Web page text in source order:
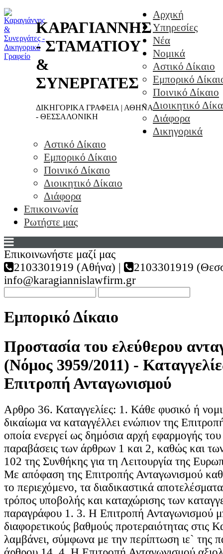
ΚΑΡΑΓΙΑΝΝΗΣ
- ΣΤΑΜΑΤΙΟΥ
&
ΣΥΝΕΡΓΑΤΕΣ
ΔΙΚΗΓΟΡΙΚΑ ΓΡΑΦΕΙΑ | ΑΘΗΝΑ
- ΘΕΣΣΑΛΟΝΙΚΗ
Αρχική
Υπηρεσίες
Νέα
Νομικά
Αστικό Δίκαιο
Εμπορικό
Ποινικό Δίκαιο
Διοικητικό
Διάφορα
Δικηγορικά
Αστικό Δίκαιο
Εμπορικό Δίκαιο
Ποινικό Δίκαιο
Διοικητικό Δίκαιο
Διάφορα
Επικοινωνία
Ρωτήστε μας
Επικοινωνήστε μαζί μας
2103301919 (Αθήνα) |
2103301919
info@karagiannislawfirm.gr
Εμπορικό Δίκαιο
Προστασία του ελεύθερου
(Νόμος 3959/2011) -
Επιτροπή Ανταγωνισμού
Αρθρο 36. Καταγγελίες: 1. Κάθε φυσικό ή
δικαίωμα να καταγγέλλει ενώπιον της
οποία ενεργεί ως δημόσια αρχή εφαρμογής
παραβάσεις των άρθρων 1 και 2, καθώς και
102 της Συνθήκης για τη Λειτουργία της
Με απόφαση της Επιτροπής Ανταγωνισμού
το περιεχόμενο, τα διαδικαστικά
τρόπος υποβολής και καταχώρισης των
παραγράφου 1. 3. Η Επιτροπή Ανταγωνισμού
διαφορετικούς βαθμούς προτεραιότητας στις
λαμβάνει, σύμφωνα με την περίπτωση ιε` της